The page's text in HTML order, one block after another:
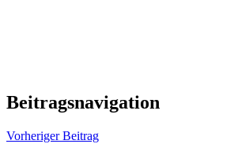
Beitragsnavigation
Vorheriger Beitrag